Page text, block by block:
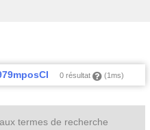
0 résultat (1ms)
termes de recherche